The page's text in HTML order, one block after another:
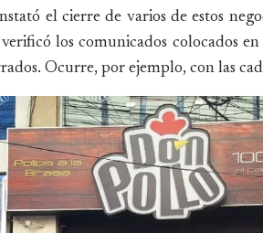
el cierre de varios de estos
los comunicados colocados
Ocurre, por ejemplo, con las